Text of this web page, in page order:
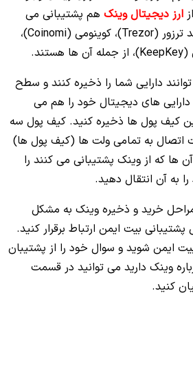
ارز دیجیتال وینک هم پشتیبانی می
کنند. کیف پول های مانند ترزور (Trezor)، کوینومی (Coinomi)،
دارایی شما را ذخیره کنند و سطح
دارایی های دیجیتال خود را هم می
کیف پول ها ذخیره کنید. کیف پول سه
اتصال به تمامی ولت ها (کیف پول ها)
ها که از وینک پشتیبانی می کنند را
به آن انتقال دهید.
مراحل خرید و ذخیره وینک به مشکل
پشتیبانی بیت ایمن ارتباط برقرار کنید.
ایمن شوید و سوال خود را از پشتیبان
وینک دارید می توانید در قسمت
کنید.